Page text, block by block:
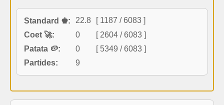
Standard ♚: 22.8
[ 1187 / 6083 ]
Coet 🚀:
0
[ 2604 / 6083 ]
Patata 🥔:
0
[ 5349 / 6083 ]
Partides:
9